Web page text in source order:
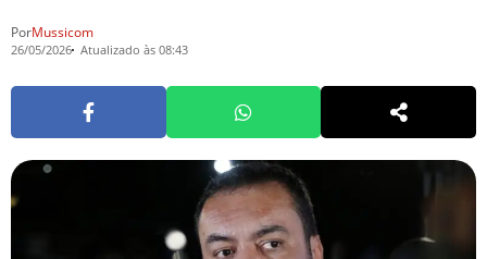
PorMussicom
26/05/2026 Atualizado às 08:43